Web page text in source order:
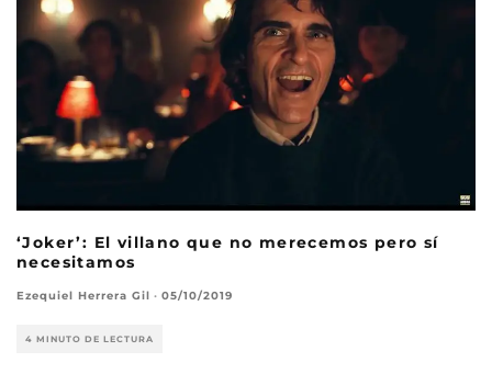
‘Joker’: El villano que no merecemos pero sí
necesitamos
Ezequiel Herrera Gil · 05/10/2019
4 MINUTO DE LECTURA